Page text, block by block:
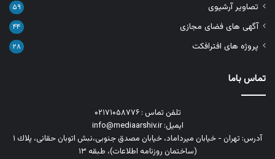
تصاویر آرشیوی ۵۹
آگهی های فضای مجازی ۴۴
پروژه های افترافکت ۲۸
تماس باما
تلفن تماس : ۰۲۱۷۱۰۵۸۷۷۶
ایمیل: info@mediaarshiv.ir
آدرس: تهران - خیابان میرداماد، خیابان مصدق جنوبی،نبش اتوبان حقانی، پلاك ١
(ساختمان روزنامه اطلاعات)، طبقه ۱۳